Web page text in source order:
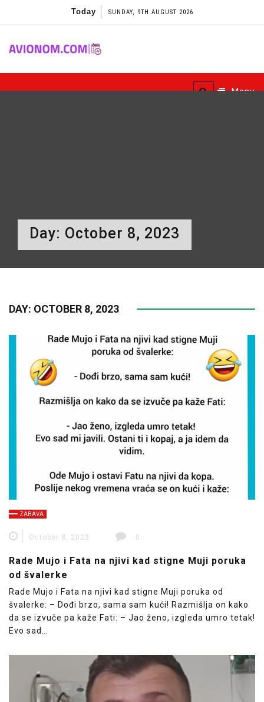
Today SUNDAY, 9TH AUGUST 2026
Avionom
Menu
Day: October 8, 2023
DAY: OCTOBER 8, 2023
ZABAVA
October 8, 2023 0
Rade Mujo i Fata na njivi kad stigne Muji poruka
od švalerke
Rade Mujo i Fata na njivi kad stigne Muji poruka od
švalerke: – Dođi brzo, sama sam kući! Razmišlja on kako
da se izvuče pa kaže Fati: – Jao ženo, izgleda umro tetak!
Evo sad…